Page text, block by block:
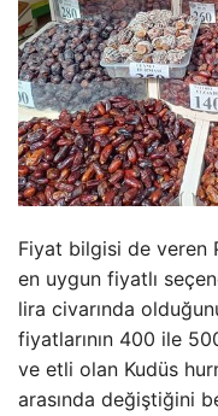
Fiyat bilgisi de veren
en uygun fiyatlı
lira civarında
fiyatlarının 400 ile
ve etli olan Kudüs
arasında değiştiğini